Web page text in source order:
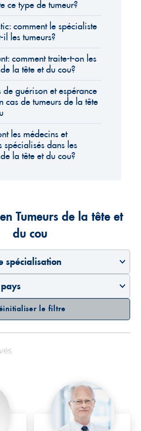
ce type de tumeur?
comment le spécialiste
il les tumeurs?
comment traite-t-on les
la tête et du cou?
de guérison et espérance
cas de tumeurs de la tête
les médecins et
spécialisés dans les
la tête et du cou?
Tumeurs de la tête et
du cou
spécialisation
le filtre